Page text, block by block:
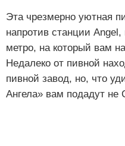
Эта чрезмерно уютная
напротив станции
метро, на который вам
Недалеко от пивной
пивной завод, но, что
Ангела» вам подадут не